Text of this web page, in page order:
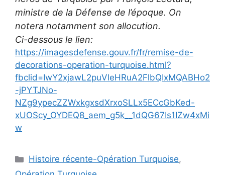
ministre de la Défense de l’époque. On
notera notamment son allocution.
Ci-dessous le lien:
https://imagesdefense.gouv.fr/fr/remise-de-
decorations-operation-turquoise.html?
fbclid=IwY2xjawL2puVleHRuA2FlbQIxMQABHo2
-jPYTJNo-
NZg9ypecZZWxkgxsdXrxoSLLx5ECcGbKed-
xUOScy_OYDEQ8_aem_g5k__1dQG67Is1IZw4xMi
w
Catégories
Histoire récente-Opération Turquoise,